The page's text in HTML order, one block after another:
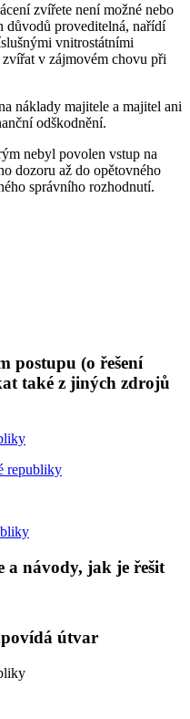
zvířete není možné nebo
důvodů proveditelná, nařídí
vnitrostátními
v zájmovém chovu při
náklady majitele a majitel ani
odškodnění.
nebyl povolen vstup na
dozoru až do opětovného
správního rozhodnutí.
postupu (o řešení
také z jiných zdrojů
republiky
a návody, jak je řešit
útvar